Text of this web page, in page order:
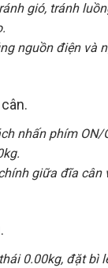
gió, tránh
nguồn điện và
nhấn phím ON/
giữa đĩa cân
0.00kg, đặt bì